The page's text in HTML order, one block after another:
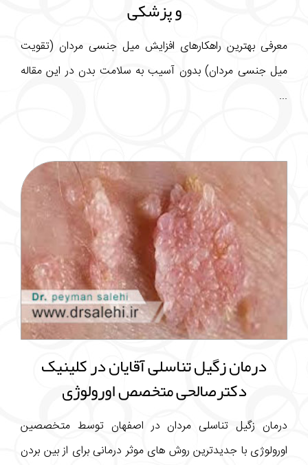
و پزشکی
معرفی بهترین راهکارهای افزایش میل جنسی مردان (تقویت
میل جنسی مردان) بدون آسیب به سلامت بدن در این مقاله
...
درمان زگیل تناسلی آقایان در کلینیک
دکترصالحی متخصص اورولوژی
درمان زگیل تناسلی مردان در اصفهان توسط متخصصین
اورولوژی با جدیدترین روش های موثر درمانی برای از بین بردن